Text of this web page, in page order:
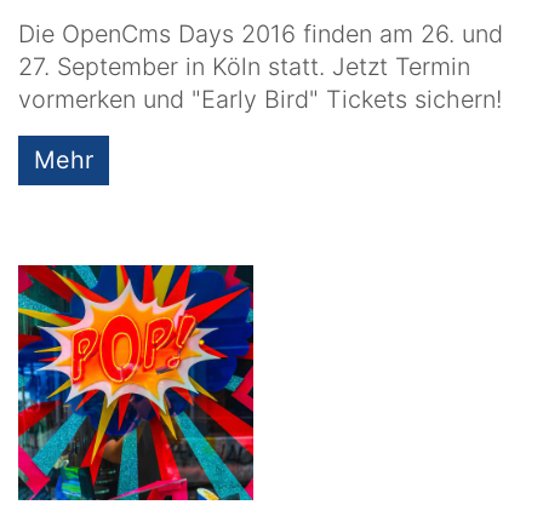
Die OpenCms Days 2016 finden am 26. und
27. September in Köln statt. Jetzt Termin
vormerken und "Early Bird" Tickets sichern!
Mehr